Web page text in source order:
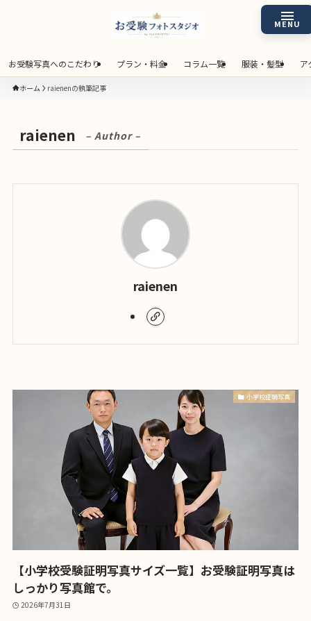
お受験写真へのこだわり プラン・料金 コラム一覧 服装・髪型 ア
ホーム raienenの執筆記事
raienen – Author –
raienen
小学校証明写真
【小学校受験証明写真サイズ一覧】お受験証明写真は
しっかり写真館で。
2026年7月31日